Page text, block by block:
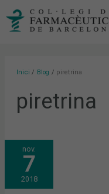
Inici Blog piretrina
piretrina
nov.
7
2018
QUÈ
HE
DE
SABER
SOBRE
ELS
POLLS?